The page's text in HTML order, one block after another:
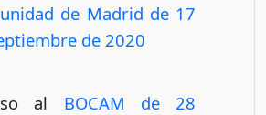
de Madrid de 17
de 2020
al BOCAM de 28